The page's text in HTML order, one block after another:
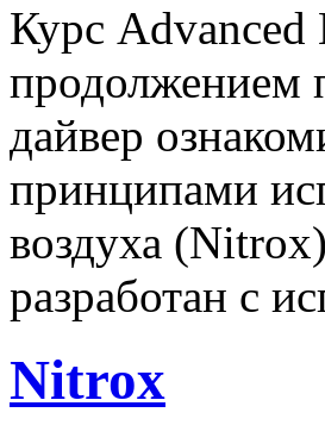
Курс Advanced
продолжением
дайвер
принципами
воздуха
разработан с
Nitrox